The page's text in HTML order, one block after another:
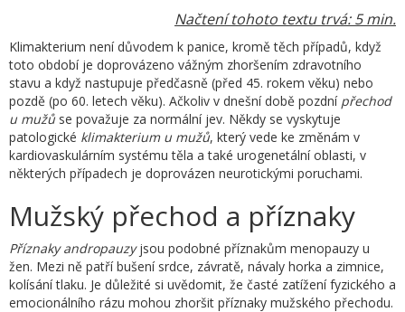
Načtení tohoto textu trvá: 5 min.
Klimakterium není důvodem k panice, kromě těch případů, když
toto období je doprovázeno vážným zhoršením zdravotního
stavu a když nastupuje předčasně (před 45. rokem věku) nebo
pozdě (po 60. letech věku). Ačkoliv v dnešní době pozdní přechod
u mužů se považuje za normální jev. Někdy se vyskytuje
patologické klimakterium u mužů, který vede ke změnám v
kardiovaskulárním systému těla a také urogenetální oblasti, v
některých případech je doprovázen neurotickými poruchami.
Mužský přechod a příznaky
Příznaky andropauzyjsou podobné příznakům menopauzy u
žen. Mezi ně patří bušení srdce, závratě, návaly horka a zimnice,
kolísání tlaku. Je důležité si uvědomit, že časté zatížení fyzického a
emocionálního rázu mohou zhoršit příznaky mužského přechodu.